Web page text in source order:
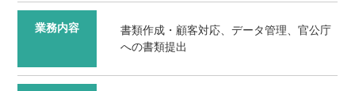
業務内容
書類作成・顧客対応、データ管理、官公庁
への書類提出